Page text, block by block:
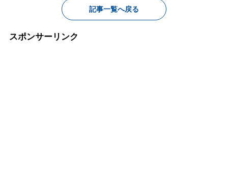
記事一覧へ戻る
スポンサーリンク